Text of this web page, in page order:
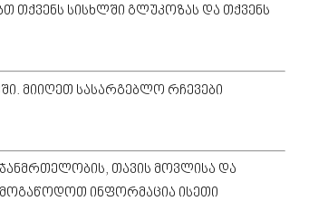
თქვენს სისხლში გლუკოზას და თქვენს
მიიღეთ სასარგებლო რჩევები
თავის მოვლისა და
მოგაწოდოთ ინფორმაცია ისეთი